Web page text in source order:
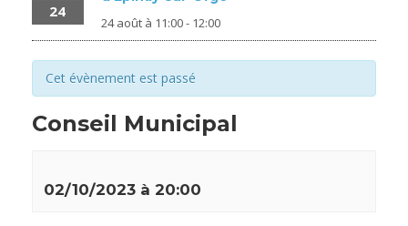
24
24 août à 11:00- 12:00
Cet évènement est passé
Conseil Municipal
02/10/2023 à 20:00